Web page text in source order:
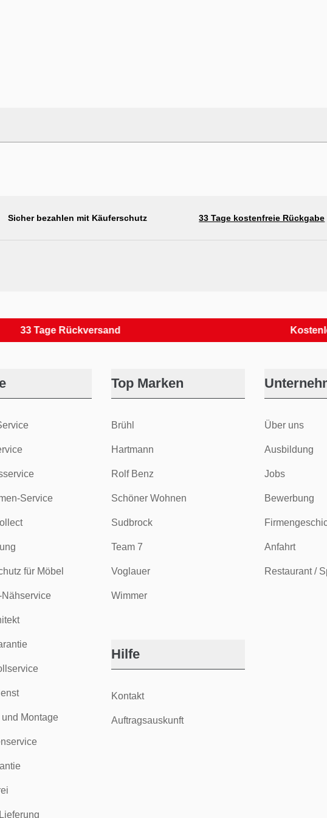
Sicher bezahlen mit Käuferschutz 33 Tage kostenfreie Rückgabe
Tage Rückversand Kostenlose
Service
für Möbel
Montage
Top Marken
Brühl
Hartmann
Rolf Benz
Schöner Wohnen
Sudbrock
Team 7
Voglauer
Wimmer
Hilfe
Kontakt
Auftragsauskunft
Über uns
Ausbildung
Jobs
Bewerbung
Anfahrt
Restaurant /